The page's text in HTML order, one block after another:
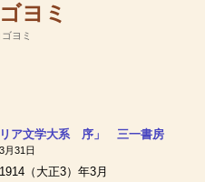
ヨミ
ゴヨミ
リア文学大系 序」 三一書房
月31日
（大正3）年3月